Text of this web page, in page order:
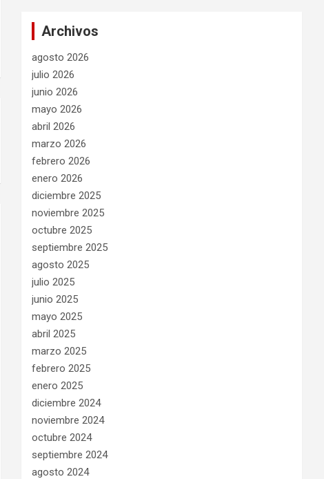
Archivos
agosto 2026
julio 2026
junio 2026
mayo 2026
abril 2026
marzo 2026
febrero 2026
enero 2026
diciembre 2025
noviembre 2025
octubre 2025
septiembre 2025
agosto 2025
julio 2025
junio 2025
mayo 2025
abril 2025
marzo 2025
febrero 2025
enero 2025
diciembre 2024
noviembre 2024
octubre 2024
septiembre 2024
agosto 2024